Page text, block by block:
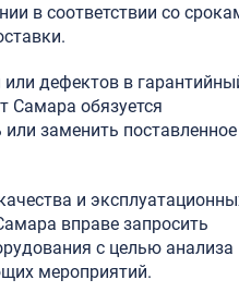
в соответствии со
или дефектов в
Самара обязуется
или заменить поставленное
и
вправе запросить
с целью анализа
мероприятий.